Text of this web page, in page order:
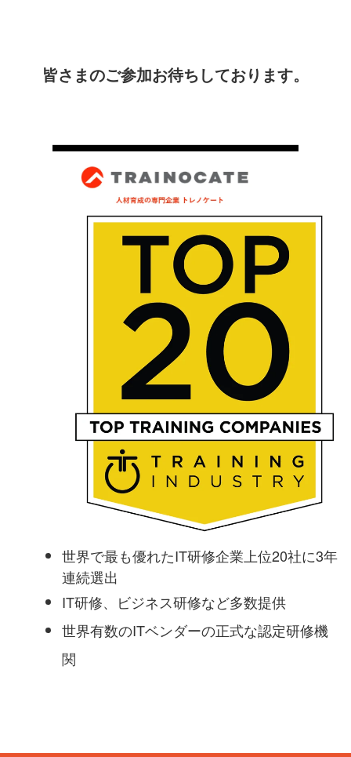
皆さまのご参加お待ちしております。
世界で最も優れたIT研修企業上位20社に3年
連続選出
IT研修、ビジネス研修など多数提供
世界有数のITベンダーの正式な認定研修機
関